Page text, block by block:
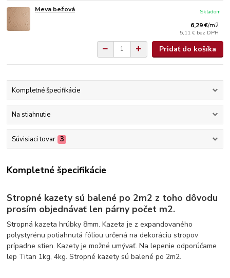
Meva bežová
6,29 €/m2
5,11 € bez DPH
Skladom
Pridať do košíka
Kompletné špecifikácie
Na stiahnutie
Súvisiaci tovar 3
Kompletné špecifikácie
Stropné kazety sú balené po 2m2 z toho dôvodu
prosím objednávať len párny počet m2.
Stropná kazeta hrúbky 8mm. Kazeta je z expandovaného
polystyrénu potiahnutá fóliou určená na dekoráciu stropov
prípadne stien. Kazety je možné umývať. Na lepenie odporúčame
lep Titan 1kg, 4kg. Stropné kazety sú balené po 2m2.